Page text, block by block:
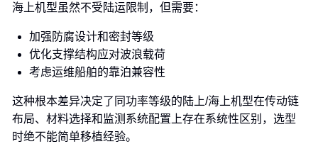
海上机型虽然不受陆运限制，但需要：
加强防腐设计和密封等级
优化支撑结构应对波浪载荷
考虑运维船舶的靠泊兼容性
这种根本差异决定了同功率等级的陆上/海上机型在传动链
布局、材料选择和监测系统配置上存在系统性区别，选型
时绝不能简单移植经验。